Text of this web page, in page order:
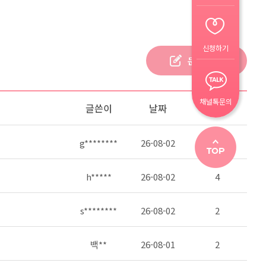
문의하기
글쓴이 날짜 조회
g******** 26-08-02 4
h***** 26-08-02 4
s******** 26-08-02 2
백** 26-08-01 2
신청하기
채널톡문의